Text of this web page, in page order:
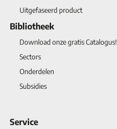
Uitgefaseerd product
Bibliotheek
Download onze gratis Catalogus!
Sectors
Onderdelen
Subsidies
Service